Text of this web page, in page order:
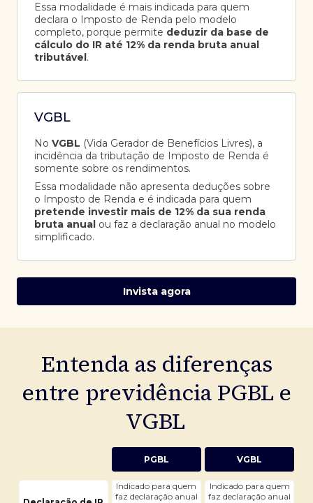
Essa modalidade é mais indicada para quem
declara o Imposto de Renda pelo modelo
completo, porque permite deduzir da base de
cálculo do IR até 12% da renda bruta anual
tributável.
VGBL
No VGBL (Vida Gerador de Benefícios Livres), a
incidência da tributação de Imposto de Renda é
somente sobre os rendimentos.
Essa modalidade não apresenta deduções sobre
o Imposto de Renda e é indicada para quem
pretende investir mais de 12% da sua renda
bruta anual ou faz a declaração anual no modelo
simplificado.
Invista agora
Entenda as diferenças
entre previdência PGBL e
VGBL
PGBL VGBL
Indicado para quem
faz declaração anual
Indicado para quem
faz declaração anual